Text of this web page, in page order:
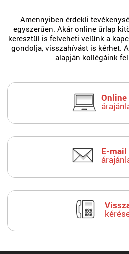
Amennyiben érdekli
egyszerűen. Akár online űrlap
keresztül is felveheti velünk a
gondolja, visszahívást is kérhet.
alapján kollégáink
Online
E-mail